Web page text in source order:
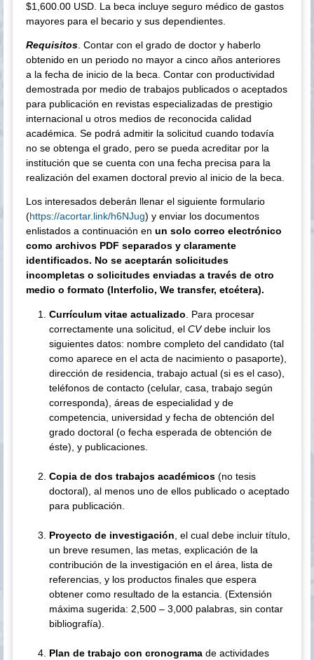
$1,600.00 USD. La beca incluye seguro médico de gastos
mayores para el becario y sus dependientes.
Requisitos . Contar con el grado de doctor y haberlo
obtenido en un periodo no mayor a cinco años anteriores
a la fecha de inicio de la beca. Contar con productividad
demostrada por medio de trabajos publicados o aceptados
para publicación en revistas especializadas de prestigio
internacional u otros medios de reconocida calidad
académica. Se podrá admitir la solicitud cuando todavía
no se obtenga el grado, pero se pueda acreditar por la
institución que se cuenta con una fecha precisa para la
realización del examen doctoral previo al inicio de la beca.
Los interesados deberán llenar el siguiente formulario
(https://acortar.link/h6NJug) y enviar los documentos
enlistados a continuación enun solo correo electrónico
como archivos PDF separados y claramente
identificados. No se aceptarán solicitudes
incompletas o solicitudes enviadas a través de otro
medio o formato (Interfolio, We transfer, etcétera).
Currículum vitae actualizado. Para procesar
correctamente una solicitud, el CVdebe incluir los
siguientes datos: nombre completo del candidato (tal
como aparece en el acta de nacimiento o pasaporte),
dirección de residencia, trabajo actual (si es el caso),
teléfonos de contacto (celular, casa, trabajo según
corresponda), áreas de especialidad y de
competencia, universidad y fecha de obtención del
grado doctoral (o fecha esperada de obtención de
éste), y publicaciones.
Copia de dos trabajos académicos (no tesis
doctoral), al menos uno de ellos publicado o aceptado
para publicación.
Proyecto de investigación, el cual debe incluir título,
un breve resumen, las metas, explicación de la
contribución de la investigación en el área, lista de
referencias, y los productos finales que espera
obtener como resultado de la estancia. (Extensión
máxima sugerida: 2,500 – 3,000 palabras, sin contar
bibliografía).
Plan de trabajo con cronograma de actividades